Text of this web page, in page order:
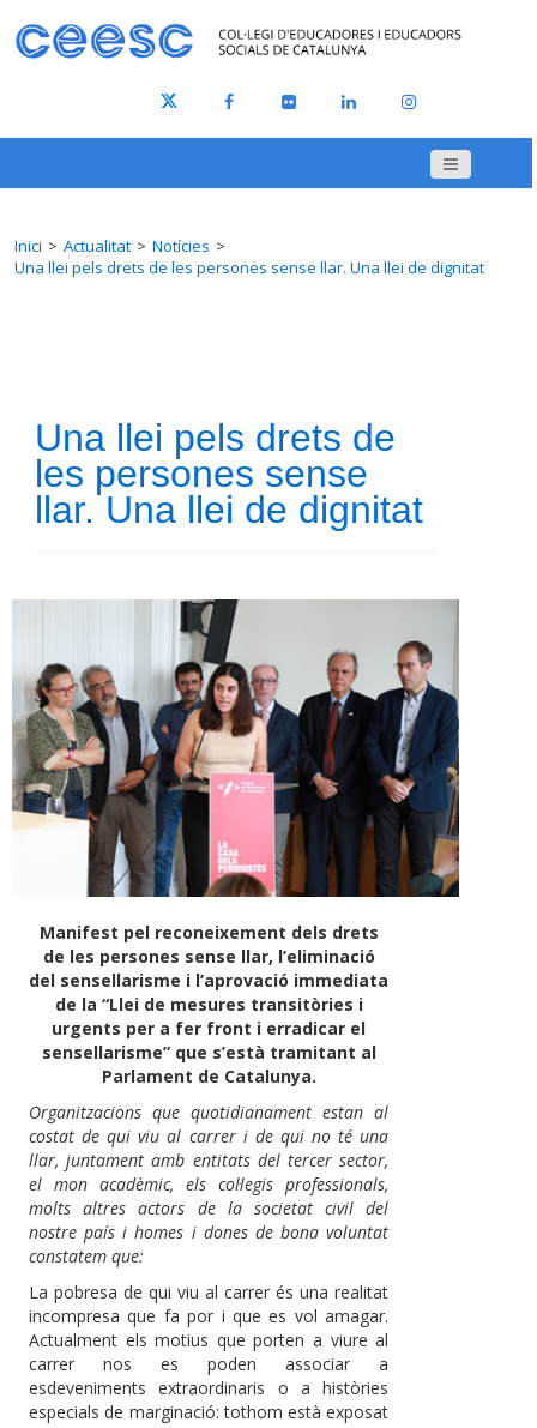
Inici Actualitat
Notícies
Una llei pels drets de les persones sense llar. Una llei de dignitat
Una llei pels drets de
les persones sense
llar. Una llei de dignitat
Manifest pel reconeixement dels drets
de les persones sense llar, l’eliminació
del sensellarisme i l’aprovació immediata
de la “Llei de mesures transitòries i
urgents per a fer front i erradicar el
sensellarisme” que s’està tramitant al
Parlament de Catalunya.
Organitzacions que quotidianament estan al
costat de qui viu al carrer i de qui no té una
llar, juntament amb entitats del tercer sector,
el mon acadèmic, els col·legis professionals,
molts altres actors de la societat civil del
nostre país i homes i dones de bona voluntat
constatem que:
La pobresa de qui viu al carrer és una realitat
incompresa que fa por i que es vol amagar.
Actualment els motius que porten a viure al
carrer nos es poden associar a
esdeveniments extraordinaris o a històries
especials de marginació: tothom està exposat